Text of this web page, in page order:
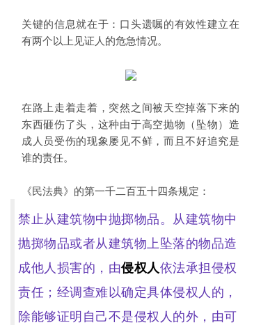
关键的信息就在于：口头遗嘱的有效性建立在
有两个以上见证人的危急情况。
在路上走着走着，突然之间被天空掉落下来的
东西砸伤了头，这种由于高空抛物（坠物）造
成人员受伤的现象屡见不鲜，而且不好追究是
谁的责任。
《民法典》的第一千二百五十四条规定：
禁止从建筑物中抛掷物品。从建筑物中
抛掷物品或者从建筑物上坠落的物品造
成他人损害的，由侵权人依法承担侵权
责任；经调查难以确定具体侵权人的，
除能够证明自己不是侵权人的外，由可